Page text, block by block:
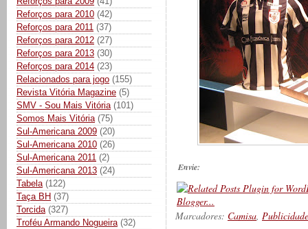
Reforços para 2010 (42)
Reforços para 2011 (37)
Reforços para 2012 (27)
Reforços para 2013 (30)
Reforços para 2014 (23)
Relacionados para jogo (155)
Revista Vitória Magazine (5)
SMV - Sou Mais Vitória (101)
Somos Mais Vitória (75)
Sul-Americana 2009 (20)
Sul-Americana 2010 (26)
Sul-Americana 2011 (2)
Sul-Americana 2013 (24)
Tabela (122)
Taça BH (37)
Torcida (327)
Troféu Armando Nogueira (32)
Envie:
Marcadores: Camisa, Publicidade